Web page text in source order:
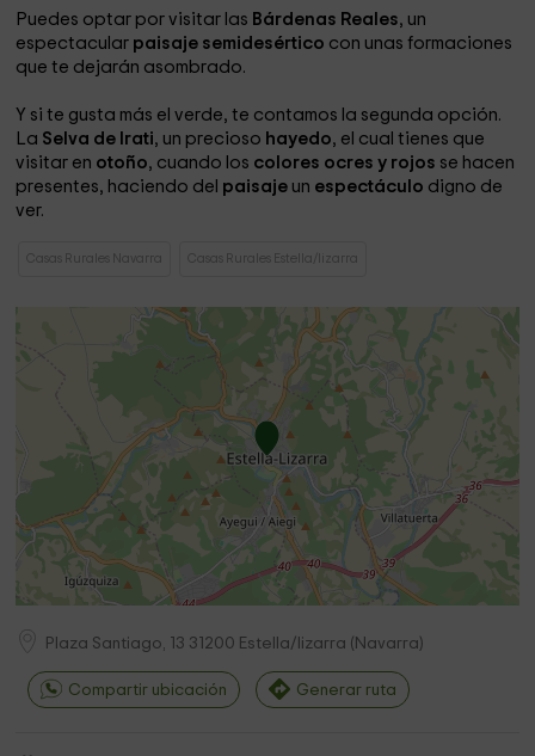
Puedes optar por visitar las Bárdenas Reales, un
espectacular paisaje semidesértico con unas formaciones
que te dejarán asombrado.
Y si te gusta más el verde, te contamos la segunda opción.
La Selva de Irati, un precioso hayedo, el cual tienes que
visitar en otoño, cuando los colores ocres y rojos se hacen
presentes, haciendo del paisaje un espectáculo digno de
ver.
Casas Rurales Navarra Casas Rurales Estella/lizarra
Plaza Santiago, 13 31200 Estella/lizarra ( Navarra)
Compartir ubicación Generar ruta